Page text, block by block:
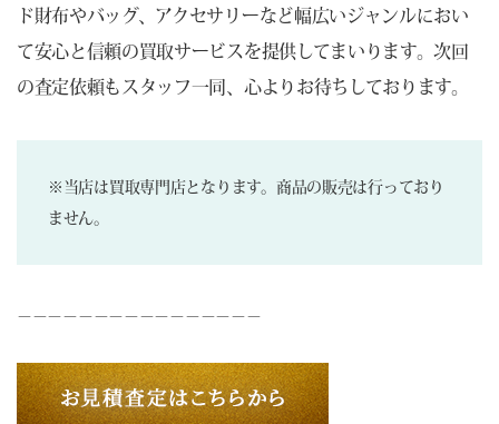
ド財布やバッグ、アクセサリーなど幅広いジャンルにおい
て安心と信頼の買取サービスを提供してまいります。次回
の査定依頼もスタッフ一同、心よりお待ちしております。
※当店は買取専門店となります。商品の販売は行っており
ません。
－－－－－－－－－－－－－－－－